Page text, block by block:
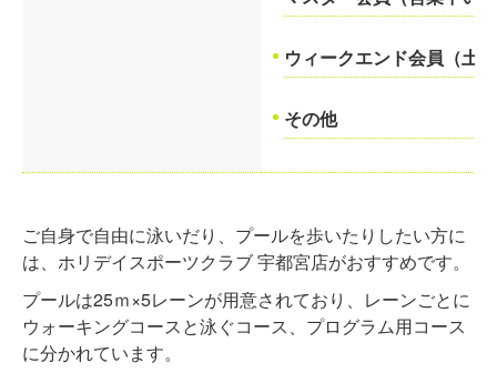
ウィークエンド会員（土
その他
ご自身で自由に泳いだり、プールを歩いたりしたい方に
は、ホリデイスポーツクラブ 宇都宮店がおすすめです。
プールは25ｍ×5レーンが用意されており、レーンごとに
ウォーキングコースと泳ぐコース、プログラム用コース
に分かれています。